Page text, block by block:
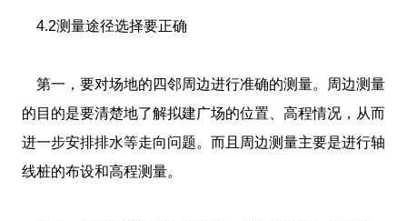
4.2测量途径选择要正确
第一，要对场地的四邻周边进行准确的测量。周边测量
的目的是要清楚地了解拟建广场的位置、高程情况，从而
进一步安排排水等走向问题。而且周边测量主要是进行轴
线桩的布设和高程测量。